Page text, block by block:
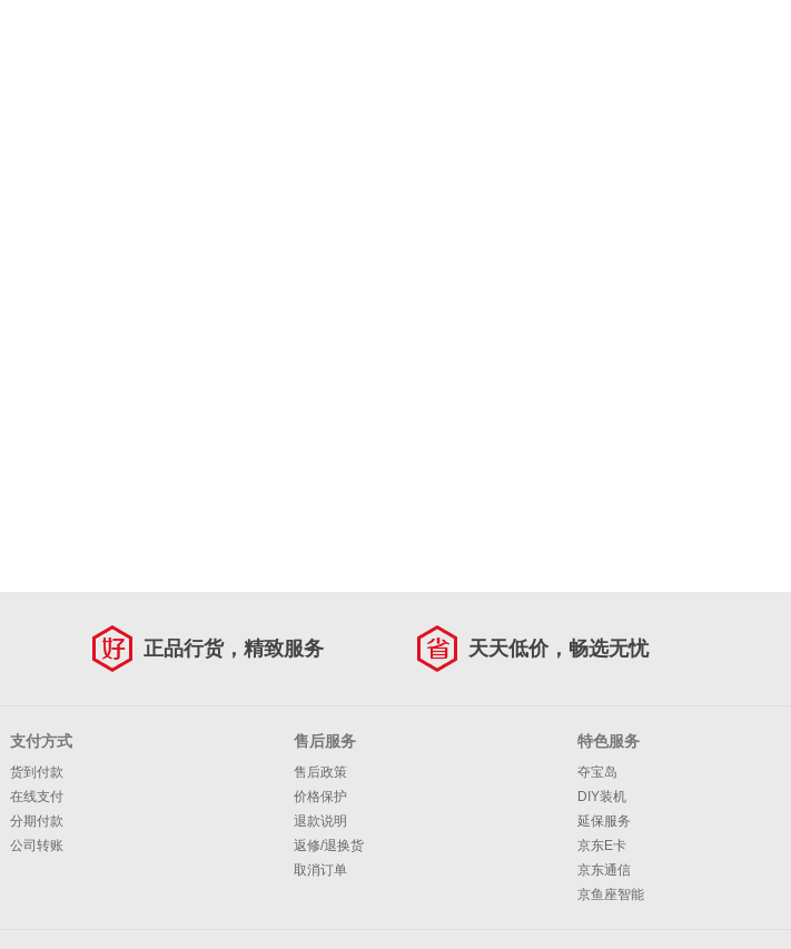
正品行货，精致服务 天天低价，畅选无忧
支付方式
货到付款
在线支付
分期付款
公司转账
售后服务
售后政策
价格保护
退款说明
返修/退换货
取消订单
特色服务
夺宝岛
DIY装机
延保服务
京东E卡
京东通信
京鱼座智能